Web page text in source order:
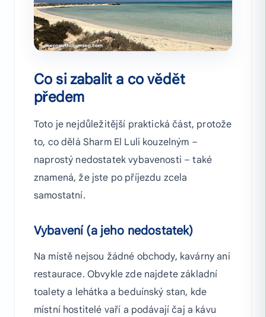
Co si zabalit a co vědět
předem
Toto je nejdůležitější praktická část, protože
to, co dělá Sharm El Luli kouzelným –
naprostý nedostatek vybavenosti – také
znamená, že jste po příjezdu zcela
samostatní.
Vybavení (a jeho nedostatek)
Na místě nejsou žádné obchody, kavárny ani
restaurace. Obvykle zde najdete základní
toalety a lehátka a beduínský stan, kde
místní hostitelé vaří a podávají čaj a kávu